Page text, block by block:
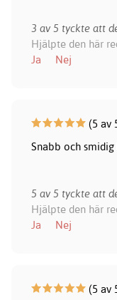
3 av 5 tyckte att
Hjälpte den här
Ja
Nej
(5 av
Snabb och
5 av 5 tyckte att
Hjälpte den här
Ja
Nej
(5 av